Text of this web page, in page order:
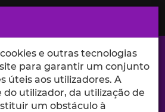
e ciência no Iscte
e outras tecnologias
para garantir um conjunto
úteis aos utilizadores. A
utilizador, da utilização de
um obstáculo à